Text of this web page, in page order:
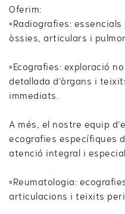
Oferim:
▫️Radiografies:
òssies, articulars i
▫️Ecografies: exploració
detallada d’òrgans i
immediats.
A més, el nostre equip
ecografies específiques
atenció integral i
▫️Reumatologia:
articulacions i teixits